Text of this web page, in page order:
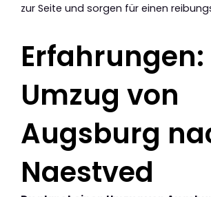
zur Seite und sorgen für einen
Erfahrungen:
Umzug von
Augsburg
Naestved